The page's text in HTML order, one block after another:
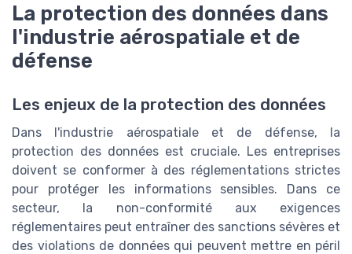
La protection des données dans
l'industrie aérospatiale et de
défense
Les enjeux de la protection des données
Dans l'industrie aérospatiale et de défense, la
protection des données est cruciale. Les entreprises
doivent se conformer à des réglementations strictes
pour protéger les informations sensibles. Dans ce
secteur, la non-conformité aux exigences
réglementaires peut entraîner des sanctions sévères et
des violations de données qui peuvent mettre en péril